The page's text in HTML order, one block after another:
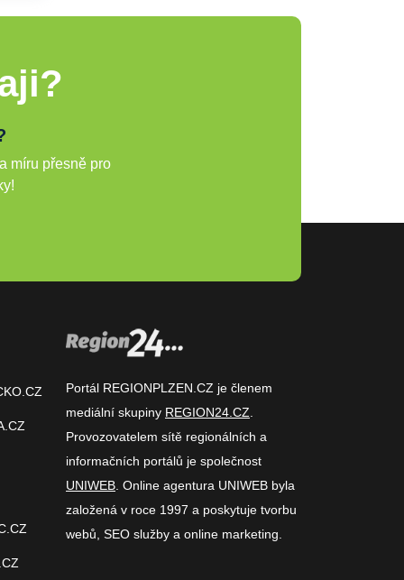
míru přesně pro
Portál REGIONPLZEN.CZ je členem
mediální skupiny REGION24.CZ
Provozovatelem sítě regionálních a
informačních portálů je společnost
UNIWEB . Online agentura UNIWEB byla
založená v roce 1997 a poskytuje tvorbu
webů, SEO služby a online marketing.